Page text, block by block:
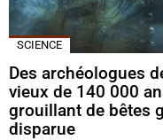
SCIENCE
Des archéologues
vieux de 140 000
grouillant de bêtes
disparue